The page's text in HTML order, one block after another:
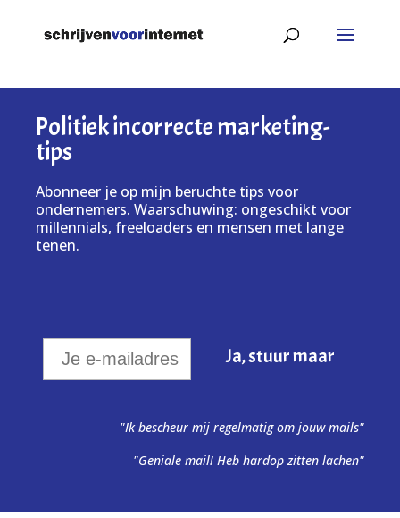
Politiek incorrecte marketing-
tips
Abonneer je op mijn beruchte tips voor
ondernemers. Waarschuwing: ongeschikt voor
millennials, freeloaders en mensen met lange
tenen.
"Ik bescheur mij regelmatig om jouw mails"
"Geniale mail! Heb hardop zitten lachen"